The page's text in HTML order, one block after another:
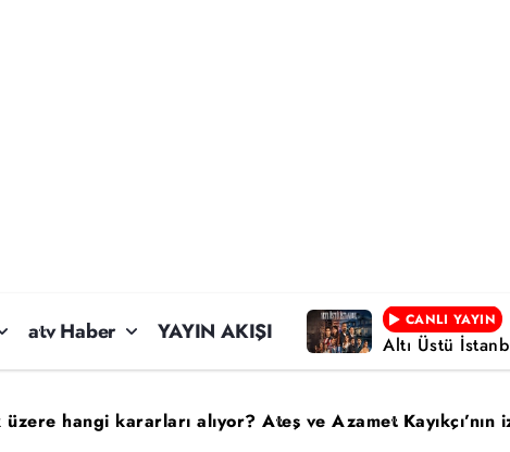
atv Haber YAYIN AKIŞI CANLI YAYIN
Altı Üstü
hangi kararları alıyor? Ateş ve Azamet